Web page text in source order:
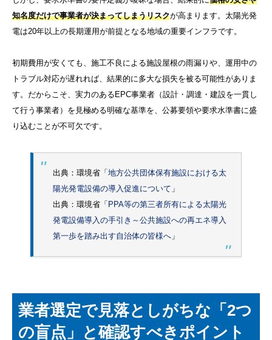
知名度だけで事業者が決まってしまうリスクが高まります。太陽光発
電は20年以上の長期運用が前提となる地域の重要インフラです。
初期費用が安くても、施工不良による施設屋根の雨漏りや、運用中の
トラブル対応が遅れれば、結果的に多大な損失を被る可能性がありま
す。だからこそ、実力のあるEPC事業者（設計・調達・建設を一貫し
て行う事業者）を見極める明確な基準を、公募要領や要求水準書に盛
り込むことが不可欠です。
出典：環境省「 地方公共団体保有施設における太
陽光発電設備の導入促進について 」
出典：環境省「 PPA等の第三者所有による太陽光
発電設備導⼊の⼿引き～公共施設への再エネ導⼊
第⼀歩を踏み出す⾃治体の皆様へ 」
業者選定で見落としがちな「2つ
の盲点」と確認すべきポイント